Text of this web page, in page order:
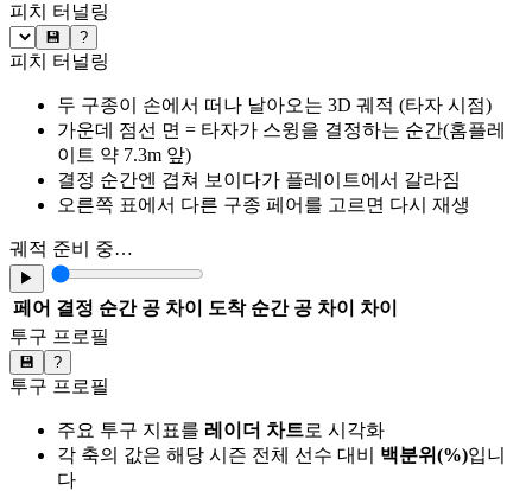
피치 터널링
💾 ?
피치 터널링
두 구종이 손에서 떠나 날아오는 3D 궤적 (타자 시점)
가운데 점선 면 = 타자가 스윙을 결정하는 순간(홈플레
이트 약 7.3m 앞)
결정 순간엔 겹쳐 보이다가 플레이트에서 갈라짐
오른쪽 표에서 다른 구종 페어를 고르면 다시 재생
궤적 준비 중…
▶
페어 결정 순간 공 차이 도착 순간 공 차이
차이
투구 프로필
💾 ?
투구 프로필
주요 투구 지표를 레이더 차트로 시각화
각 축의 값은 해당 시즌 전체 선수 대비 백분위(%)입니
다